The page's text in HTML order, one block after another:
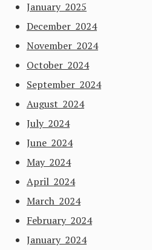
January 2025
December 2024
November 2024
October 2024
September 2024
August 2024
July 2024
June 2024
May 2024
April 2024
March 2024
February 2024
January 2024